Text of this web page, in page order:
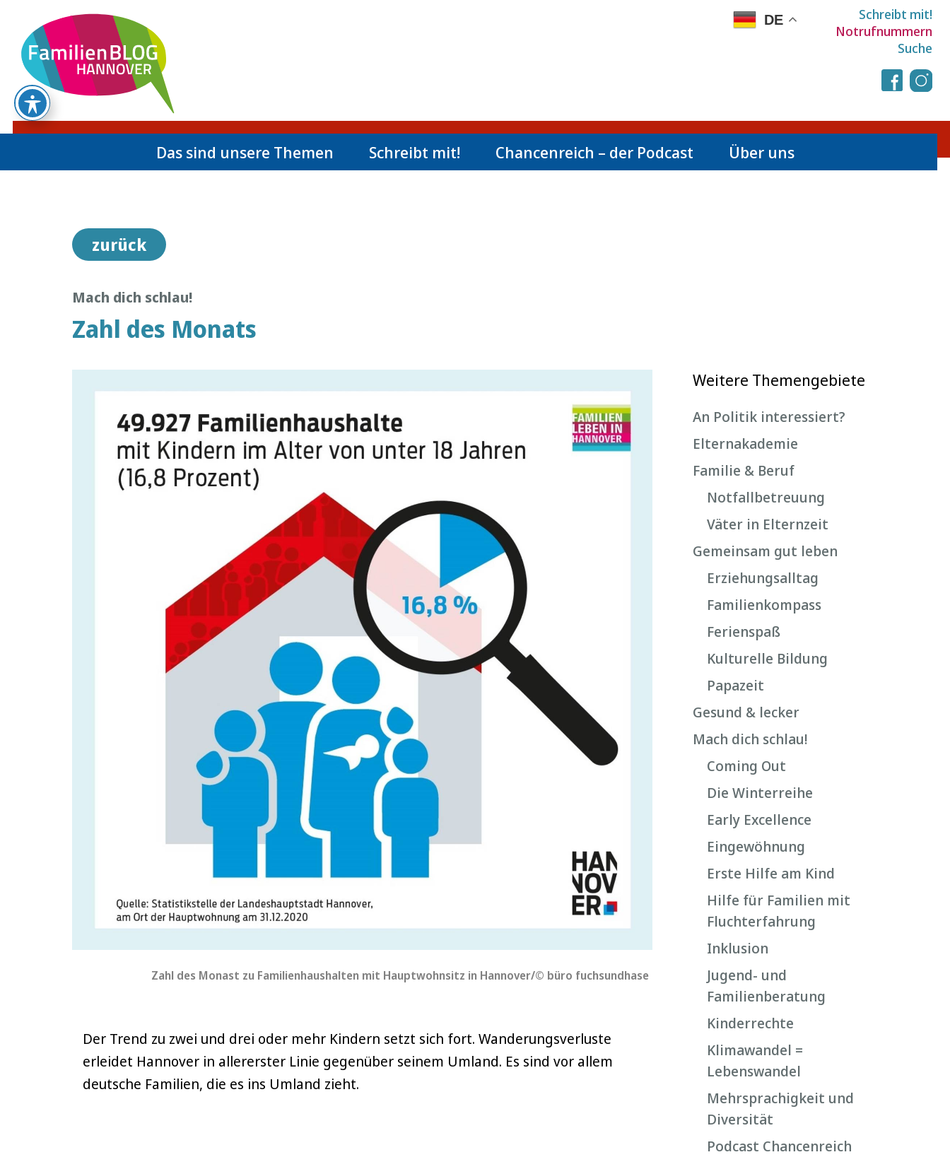
DE
Schreibt mit!
Notrufnummern
Suche
Das sind unsere Themen Schreibt mit! Chancenreich – der Podcast Über uns
zurück
Mach dich schlau!
Zahl des Monats
Zahl des Monast zu Familienhaushalten mit Hauptwohnsitz in Hannover/© büro fuchsundhase
Der Trend zu zwei und drei oder mehr Kindern setzt sich fort. Wanderungsverluste
erleidet Hannover in allererster Linie gegenüber seinem Umland. Es sind vor allem
deutsche Familien, die es ins Umland zieht.
Weitere Themengebiete
An Politik interessiert?
Elternakademie
Familie & Beruf
Notfallbetreuung
Väter in Elternzeit
Gemeinsam gut leben
Erziehungsalltag
Familienkompass
Ferienspaß
Kulturelle Bildung
Papazeit
Gesund & lecker
Mach dich schlau!
Coming Out
Die Winterreihe
Early Excellence
Eingewöhnung
Erste Hilfe am Kind
Hilfe für Familien mit
Fluchterfahrung
Inklusion
Jugend- und
Familienberatung
Kinderrechte
Klimawandel =
Lebenswandel
Mehrsprachigkeit und
Diversität
Podcast Chancenreich